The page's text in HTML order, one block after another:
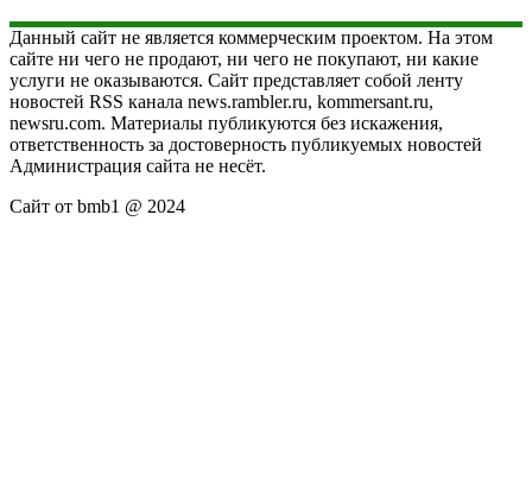
Данный сайт не является коммерческим проектом. На этом
сайте ни чего не продают, ни чего не покупают, ни какие
услуги не оказываются. Сайт представляет собой ленту
новостей RSS канала news.rambler.ru, kommersant.ru,
newsru.com. Материалы публикуются без искажения,
ответственность за достоверность публикуемых новостей
Администрация сайта не несёт.
Сайт от bmb1 @ 2024